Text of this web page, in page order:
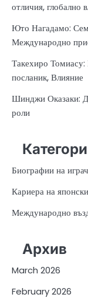
отличия, глобално
Юто Нагадамо:
Международно
Такехиро
посланик, Влияние
Шинджи Оказаки:
роли
Биографии на
Кариера на
Международно
Архив
March 2026
February 2026